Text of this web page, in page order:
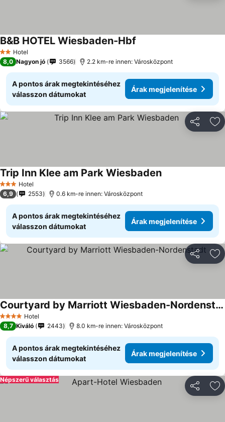
2 Kategória
Hotel
B&B HOTEL Wiesbaden-Hbf
8,0 Nagyon jó 3566 2.2 km-re innen: Városközpont
A pontos árak megtekintéséhez
válasszon dátumokat
Árak megjelenítése
3 Kategória
Hotel
Trip Inn Klee am Park Wiesbaden
6,9 2553 0.6 km-re innen: Városközpont
A pontos árak megtekintéséhez
válasszon dátumokat
Árak megjelenítése
4 KategóriaHotel
Courtyard by Marriott Wiesbaden-Nordenstadt
8,7 Kiváló 2443 8.0 km-re innen: Városközpont
A pontos árak megtekintéséhez
válasszon dátumokat
Árak megjelenítése
Népszerű választás